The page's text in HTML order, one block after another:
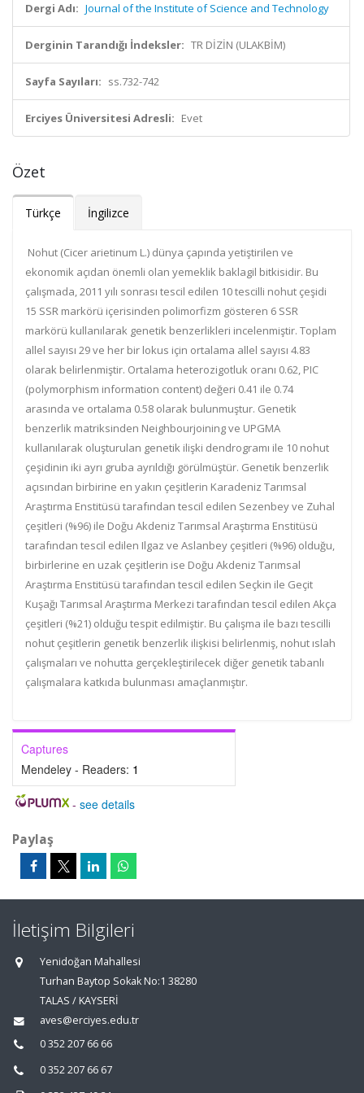
Dergi Adı: Journal of the Institute of Science and Technology
Derginin Tarandığı İndeksler: TR DİZİN (ULAKBİM)
Sayfa Sayıları: ss.732-742
Erciyes Üniversitesi Adresli: Evet
Özet
Türkçe İngilizce
Nohut (Cicer arietinum L.) dünya çapında yetiştirilen ve
ekonomik açıdan önemli olan yemeklik baklagil bitkisidir. Bu
çalışmada, 2011 yılı sonrası tescil edilen 10 tescilli nohut çeşidi
15 SSR markörü içerisinden polimorfizm gösteren 6 SSR
markörü kullanılarak genetik benzerlikleri incelenmiştir. Toplam
allel sayısı 29 ve her bir lokus için ortalama allel sayısı 4.83
olarak belirlenmiştir. Ortalama heterozigotluk oranı 0.62, PIC
(polymorphism information content) değeri 0.41 ile 0.74
arasında ve ortalama 0.58 olarak bulunmuştur. Genetik
benzerlik matriksinden Neighbourjoining ve UPGMA
kullanılarak oluşturulan genetik ilişki dendrogramı ile 10 nohut
çeşidinin iki ayrı gruba ayrıldığı görülmüştür. Genetik benzerlik
açısından birbirine en yakın çeşitlerin Karadeniz Tarımsal
Araştırma Enstitüsü tarafından tescil edilen Sezenbey ve Zuhal
çeşitleri (%96) ile Doğu Akdeniz Tarımsal Araştırma Enstitüsü
tarafından tescil edilen Ilgaz ve Aslanbey çeşitleri (%96) olduğu,
birbirlerine en uzak çeşitlerin ise Doğu Akdeniz Tarımsal
Araştırma Enstitüsü tarafından tescil edilen Seçkin ile Geçit
Kuşağı Tarımsal Araştırma Merkezi tarafından tescil edilen Akça
çeşitleri (%21) olduğu tespit edilmiştir. Bu çalışma ile bazı tescilli
nohut çeşitlerin genetik benzerlik ilişkisi belirlenmiş, nohut ıslah
çalışmaları ve nohutta gerçekleştirilecek diğer genetik tabanlı
çalışmalara katkıda bulunması amaçlanmıştır.
Captures
Mendeley - Readers: 1
- see details
Paylaş
İletişim Bilgileri
Yenidoğan Mahallesi
Turhan Baytop Sokak No:1 38280
TALAS / KAYSERİ
aves@erciyes.edu.tr
0 352 207 66 66
0 352 207 66 67